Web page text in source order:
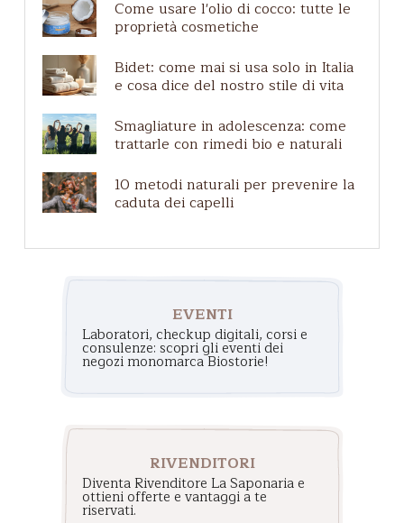
Etichette e certificazioni
Cuoio capelluto irritato
Pelle matura
Shampoo per cani
Come usare l'olio di cocco: tutte le
proprietà cosmetiche
Bidet: come mai si usa solo in Italia
e cosa dice del nostro stile di vita
Smagliature in adolescenza: come
trattarle con rimedi bio e naturali
10 metodi naturali per prevenire la
caduta dei capelli
EVENTI
Laboratori, checkup digitali, corsi e
consulenze: scopri gli eventi dei
negozi monomarca Biostorie!
RIVENDITORI
Diventa Rivenditore La Saponaria e
ottieni offerte e vantaggi a te
riservati.